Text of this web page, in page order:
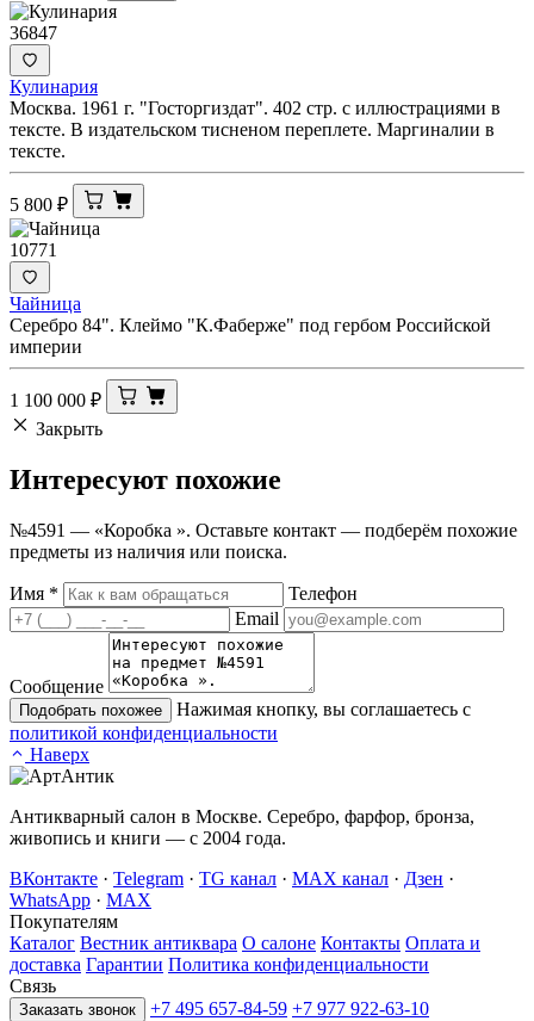
36847
Кулинария
Москва. 1961 г. "Госторгиздат". 402 стр. с иллюстрациями в
тексте. В издательском тисненом переплете. Маргиналии в
тексте.
5 800 ₽
10771
Чайница
Серебро 84". Клеймо "К.Фаберже" под гербом Российской
империи
1 100 000 ₽
Закрыть
Интересуют похожие
№4591 — «Коробка ». Оставьте контакт — подберём похожие
предметы из наличия или поиска.
Имя *
Телефон
Email
Сообщение
Подобрать похожее
Нажимая кнопку, вы соглашаетесь с
политикой конфиденциальности
Наверх
Антикварный салон в Москве. Серебро, фарфор, бронза,
живопись и книги — с 2004 года.
ВКонтакте · Telegram · TG канал · MAX канал · Дзен ·
WhatsApp · MAX
Покупателям
Каталог Вестник антиквара О салоне Контакты Оплата и
доставка Гарантии Политика конфиденциальности
Связь
Заказать звонок +7 495 657-84-59 +7 977 922-63-10